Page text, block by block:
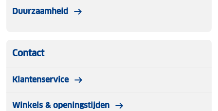
Duurzaamheid
Contact
Klantenservice
Winkels & openingstijden